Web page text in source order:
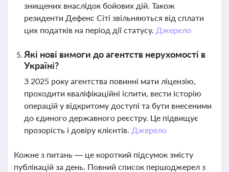
знищених внаслідок бойових дій. Також
резиденти Дефенс Сіті звільняються від сплати
цих податків на період дії статусу. Джерело
Які нові вимоги до агентств нерухомості в
Україні?
З 2025 року агентства повинні мати ліцензію,
проходити кваліфікаційні іспити, вести історію
операцій у відкритому доступі та бути внесеними
до єдиного державного реєстру. Це підвищує
прозорість і довіру клієнтів. Джерело
Кожне з питань — це короткий підсумок змісту
публікацій за день. Повний список першоджерел з